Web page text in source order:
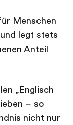
Menschen
legt stets
Anteil
„Englisch
– so
nicht nur